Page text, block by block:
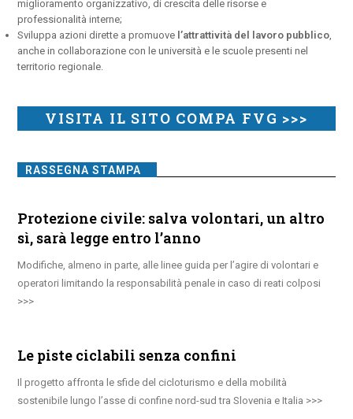
miglioramento organizzativo, di crescita delle risorse e
professionalità interne;
Sviluppa azioni dirette a promuove l’attrattività del lavoro pubblico
anche in collaborazione con le università e le scuole presenti nel
territorio regionale.
VISITA IL SITO COMPA FVG >>>
RASSEGNA STAMPA
Protezione civile: salva volontari, un altro
sì, sarà legge entro l’anno
Modifiche, almeno in parte, alle linee guida per l’agire di volontari e
operatori limitando la responsabilità penale in caso di reati colposi
Le piste ciclabili senza confini
Il progetto affronta le sfide del cicloturismo e della mobilità
sostenibile lungo l’asse di confine nord-sud tra Slovenia e Italia